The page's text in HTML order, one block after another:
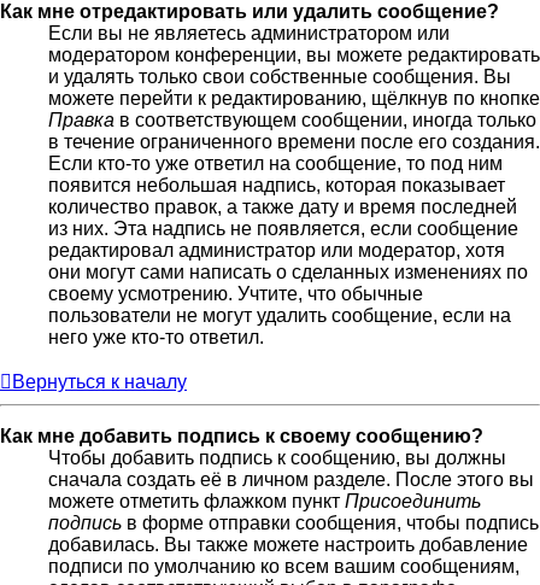
Как мне отредактировать или удалить сообщение?
Если вы не являетесь администратором или
модератором конференции, вы можете редактировать
и удалять только свои собственные сообщения. Вы
можете перейти к редактированию, щёлкнув по кнопке
Правка в соответствующем сообщении, иногда только
в течение ограниченного времени после его создания.
Если кто-то уже ответил на сообщение, то под ним
появится небольшая надпись, которая показывает
количество правок, а также дату и время последней
из них. Эта надпись не появляется, если сообщение
редактировал администратор или модератор, хотя
они могут сами написать о сделанных изменениях по
своему усмотрению. Учтите, что обычные
пользователи не могут удалить сообщение, если на
него уже кто-то ответил.
Вернуться к началу
Как мне добавить подпись к своему сообщению?
Чтобы добавить подпись к сообщению, вы должны
сначала создать её в личном разделе. После этого вы
можете отметить флажком пункт Присоединить
подпись в форме отправки сообщения, чтобы подпись
добавилась. Вы также можете настроить добавление
подписи по умолчанию ко всем вашим сообщениям,